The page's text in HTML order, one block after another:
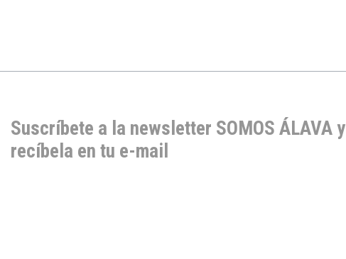
Suscríbete a la newsletter SOMOS ÁLAVA y
recíbela en tu e-mail